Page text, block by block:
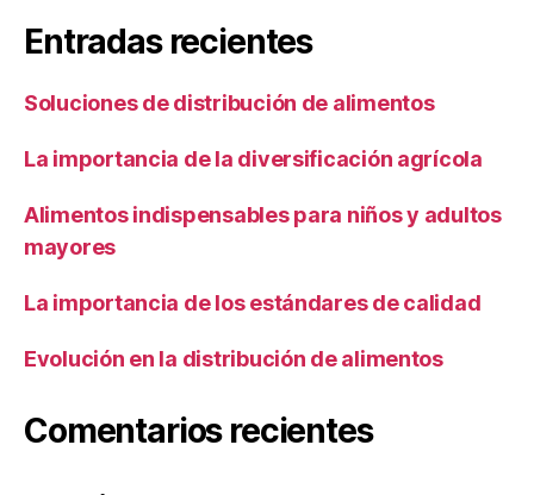
Entradas recientes
Soluciones de distribución de alimentos
La importancia de la diversificación agrícola
Alimentos indispensables para niños y adultos
mayores
La importancia de los estándares de calidad
Evolución en la distribución de alimentos
Comentarios recientes